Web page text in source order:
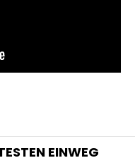
EINWEG